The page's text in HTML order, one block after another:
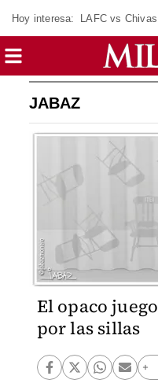
Hoy interesa: LAFC vs Chivas
JABAZ
El opaco juego
por las sillas